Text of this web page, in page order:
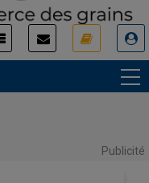
Publicité